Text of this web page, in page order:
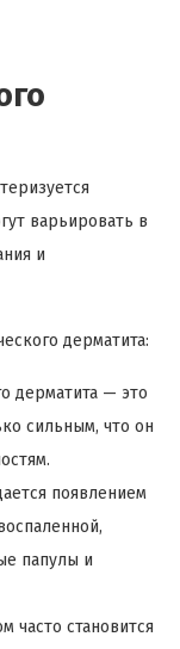
варьировать в
и
дерматита:
дерматита — это
сильным, что он
появлением
папулы и
часто становится